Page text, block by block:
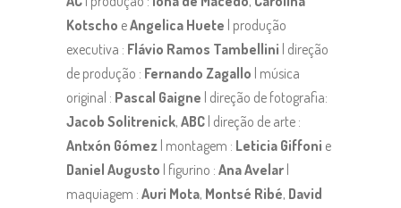
Kotscho eAngelica Huete | produção
executiva : Flávio Ramos Tambellini | direção
de produção : Fernando Zagallo | música
original : Pascal Gaigne | direção de fotografia:
Jacob Solitrenick, ABC | direção de arte :
Antxón Gómez | montagem : Leticia Giffoni e
Daniel Augusto | figurino : Ana Avelar
maquiagem : Auri Mota, Montsé Ribé, David